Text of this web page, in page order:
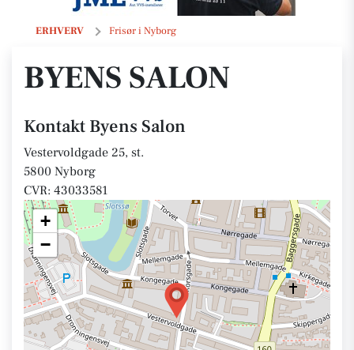
ERHVERV Frisør i Nyborg
Byens Salon
BYENS SALON
Kontakt Byens Salon
Vestervoldgade 25, st.
5800 Nyborg
CVR: 43033581
+
−